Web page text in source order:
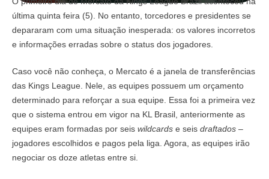
última quinta feira (5). No entanto, torcedores e presidentes se
depararam com uma situação inesperada: os valores incorretos
e informações erradas sobre o status dos jogadores.
Caso você não conheça, o Mercato é a janela de transferências
das Kings League. Nele, as equipes possuem um orçamento
determinado para reforçar a sua equipe. Essa foi a primeira vez
que o sistema entrou em vigor na KL Brasil, anteriormente as
equipes eram formadas por seis wildcards e seis draftados –
jogadores escolhidos e pagos pela liga. Agora, as equipes irão
negociar os doze atletas entre si.